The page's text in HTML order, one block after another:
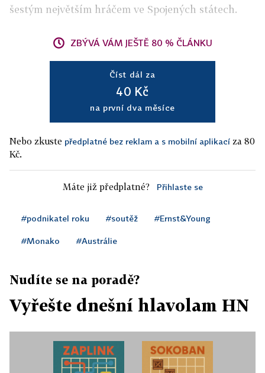
šestým největším hráčem ve Spojených státech.
ZBÝVÁ VÁM JEŠTĚ 80 % ČLÁNKU
Číst dál za
40 Kč
na první dva měsíce
Nebo zkuste předplatné bez reklam a s mobilní aplikací za 80
Kč.
Máte již předplatné? Přihlaste se
#podnikatel roku #soutěž #Ernst&Young
#Monako #Austrálie
Nudíte se na poradě?
Vyřešte dnešní hlavolam HN